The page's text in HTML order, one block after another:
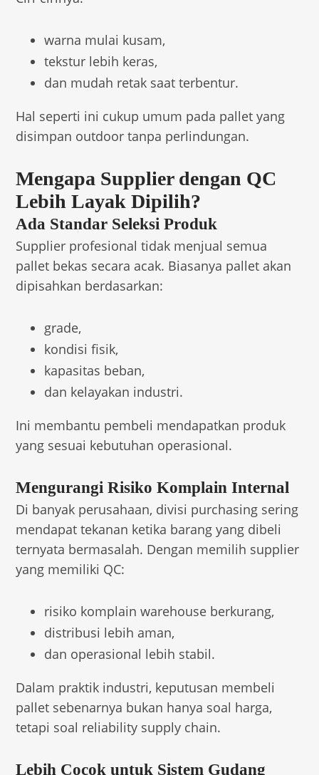
warna mulai kusam,
tekstur lebih keras,
dan mudah retak saat terbentur.
Hal seperti ini cukup umum pada pallet yang
disimpan outdoor tanpa perlindungan.
Mengapa Supplier dengan QC
Lebih Layak Dipilih?
Ada Standar Seleksi Produk
Supplier profesional tidak menjual semua
pallet bekas secara acak. Biasanya pallet akan
dipisahkan berdasarkan:
grade,
kondisi fisik,
kapasitas beban,
dan kelayakan industri.
Ini membantu pembeli mendapatkan produk
yang sesuai kebutuhan operasional.
Mengurangi Risiko Komplain Internal
Di banyak perusahaan, divisi purchasing sering
mendapat tekanan ketika barang yang dibeli
ternyata bermasalah. Dengan memilih supplier
yang memiliki QC:
risiko komplain warehouse berkurang,
distribusi lebih aman,
dan operasional lebih stabil.
Dalam praktik industri, keputusan membeli
pallet sebenarnya bukan hanya soal harga,
tetapi soal reliability supply chain.
Lebih Cocok untuk Sistem Gudang